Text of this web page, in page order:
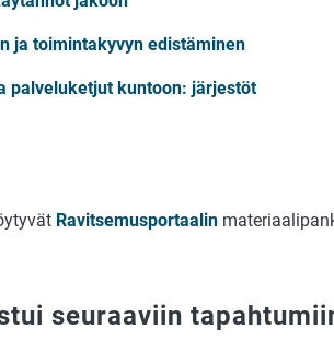
ja toimintakyvyn edistäminen
palveluketjut kuntoon: järjestöt
Ravitsemusportaalin
seuraaviin